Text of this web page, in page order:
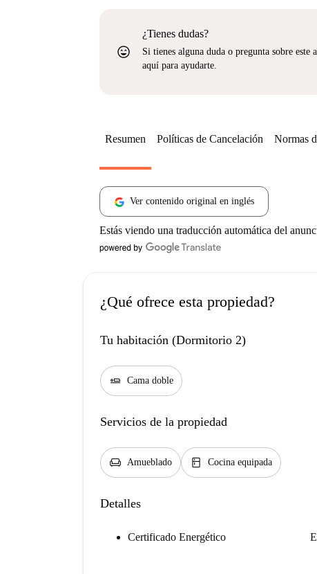
sentiment_very_satisfied
¿Tienes dudas?
Si tienes alguna duda o pregunta sobre este
aquí para ayudarte.
Resumen Políticas de Cancelación Normas
Ver contenido original en inglés
Estás viendo una traducción automática del
¿Qué ofrece esta propiedad?
Tu habitación (Dormitorio 2)
airline_seat_flat Cama doble
Servicios de la propiedad
chair Amueblado kitchen Cocina equipada
Detalles
Certificado Energético